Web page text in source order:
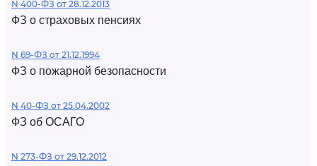
N 400-ФЗ от 28.12.2013
ФЗ о страховых пенсиях
N 69-ФЗ от 21.12.1994
ФЗ о пожарной безопасности
N 40-ФЗ от 25.04.2002
ФЗ об ОСАГО
N 273-ФЗ от 29.12.2012